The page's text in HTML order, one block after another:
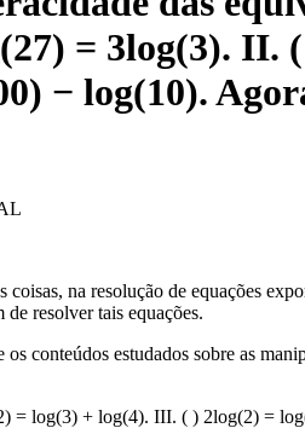
= 3log(3). II.
− log(10).
na resolução de equações
de resolver tais equações.
conteúdos estudados sobre as
= log(3) + log(4). III. ( ) 2log(2) =